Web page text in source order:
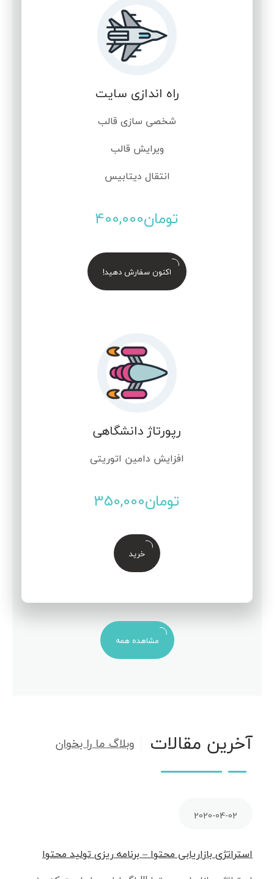
راه اندازی سایت
شخصی سازی قالب
ویرایش قالب
انتقال دیتابیس
تومان400,000
اکنون سفارش دهید!
رپورتاژ دانشگاهی
افزایش دامین اتوریتی
تومان350,000
خرید
مشاهده همه
آخرین مقالات وبلاگ ما را بخوان
2020-04-02
استراتژی بازاریابی محتوا – برنامه ریزی تولید محتوا